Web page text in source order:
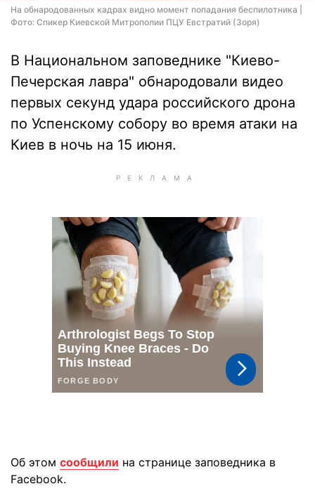
На обнародованных кадрах видно момент попадания беспилотника |
Фото: Спикер Киевской Митрополии ПЦУ Евстратий (Зоря)
В Национальном заповеднике "Киево-
Печерская лавра" обнародовали видео
первых секунд удара российского дрона
по Успенскому собору во время атаки на
Киев в ночь на 15 июня.
Об этом сообщили на странице заповедника в
Facebook.